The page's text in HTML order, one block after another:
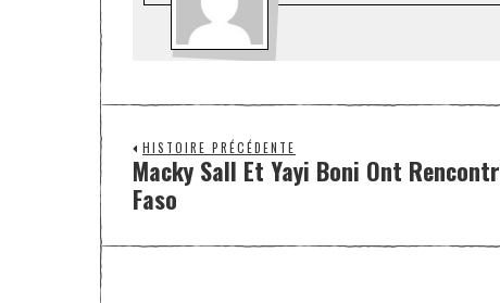
HISTOIRE PRÉCÉDENTE
Macky Sall Et Yayi Boni Ont
Faso